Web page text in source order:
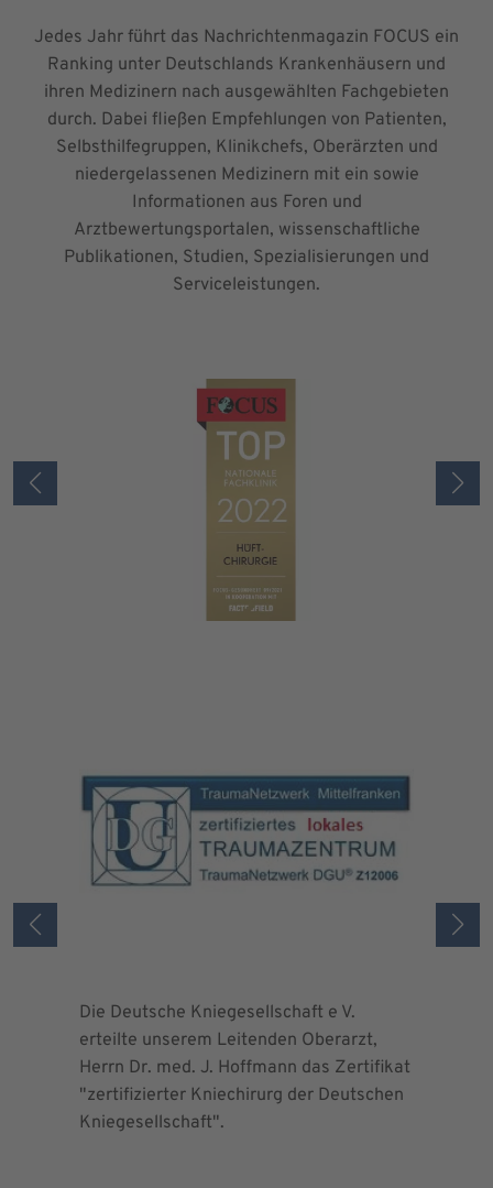
Jedes Jahr führt das Nachrichtenmagazin FOCUS ein
Ranking unter Deutschlands Krankenhäusern und
ihren Medizinern nach ausgewählten Fachgebieten
durch. Dabei fließen Empfehlungen von Patienten,
Selbsthilfegruppen, Klinikchefs, Oberärzten und
niedergelassenen Medizinern mit ein sowie
Informationen aus Foren und
Arztbewertungsportalen, wissenschaftliche
Publikationen, Studien, Spezialisierungen und
Serviceleistungen.
Die Deutsche Kniegesellschaft e V.
erteilte unserem Leitenden Oberarzt,
Herrn Dr. med. J. Hoffmann das Zertifikat
"zertifizierter Kniechirurg der Deutschen
Kniegesellschaft".